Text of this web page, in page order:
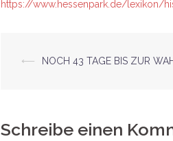
https://www.hessenpark.de/lexikon/
Beitrags-
⟵ NOCH 43 TAGE BIS ZUR
Schreibe einen